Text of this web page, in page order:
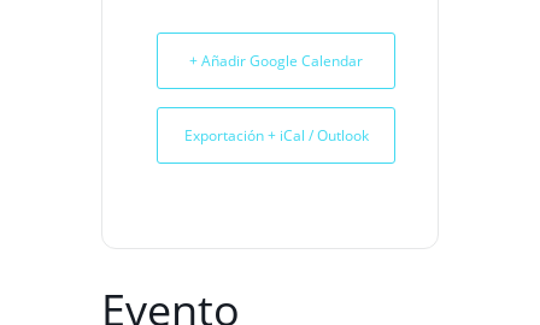
+ Añadir Google Calendar
Exportación + iCal / Outlook
Evento